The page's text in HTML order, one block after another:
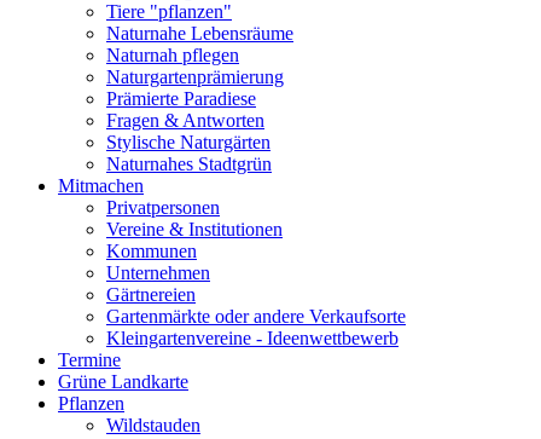
Tiere "pflanzen"
Naturnahe Lebensräume
Naturnah pflegen
Naturgartenprämierung
Prämierte Paradiese
Fragen & Antworten
Stylische Naturgärten
Naturnahes Stadtgrün
Mitmachen
Privatpersonen
Vereine & Institutionen
Kommunen
Unternehmen
Gärtnereien
Gartenmärkte oder andere Verkaufsorte
Kleingartenvereine - Ideenwettbewerb
Termine
Grüne Landkarte
Pflanzen
Wildstauden